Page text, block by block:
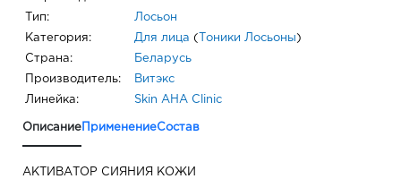
Тип: Лосьон
Категория: Для лица ( Тоники Лосьоны )
Страна: Беларусь
Производитель: Витэкс
Линейка: Skin AHA Clinic
Описание ПрименениеСостав
АКТИВАТОР СИЯНИЯ КОЖИ